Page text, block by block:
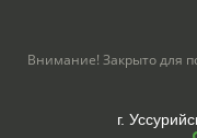
Внимание! Закрыто для
г.